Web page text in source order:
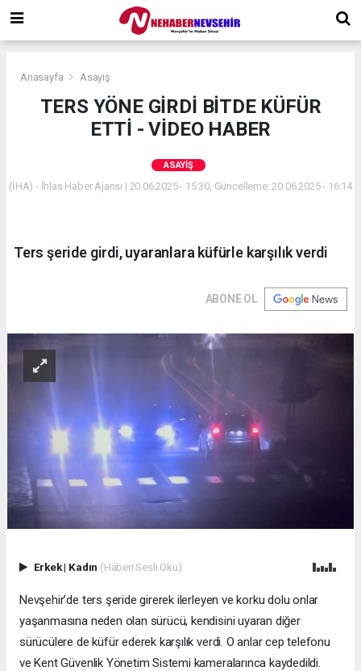
Anasayfa Asayiş
TERS YÖNE GİRDİ BİTDE KÜFÜR
ETTİ - VİDEO HABER
ASAYIŞ
(İHA) - İhlas Haber Ajansı | 20.06.2025 - 15:30, Güncelleme: 20.06.2025 - 16:14
Ters şeride girdi, uyaranlara küfürle karşılık verdi
ABONE OL
Erkek| Kadın (Haberi Sesli Oku)
Nevşehir’de ters şeride girerek ilerleyen ve korku dolu onlar
yaşanmasına neden olan sürücü, kendisini uyaran diğer
sürücülere de küfür ederek karşılık verdi. O anlar cep telefonu
ve Kent Güvenlik Yönetim Sistemi kameralarınca kaydedildi.